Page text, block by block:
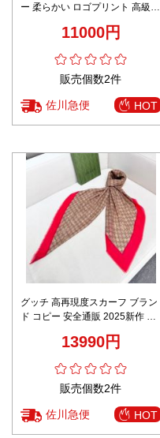
ー 柔らかい ロゴプリント 高級品
11000円
販売個数2件
佐川急便 HOT
グッチ 高再現度スカーフ ブラン
ド コピー 安全通販 2025新作 精
げ 洗練デザイン13990円
販売個数2件
佐川急便 HOT